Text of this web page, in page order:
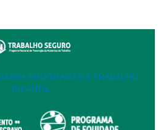
Tradutores e Intérpretes
passados